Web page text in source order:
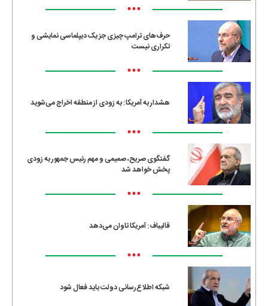
•••
حرف‌های ترامپ چیزی جز یک دیپلماسی نمایشی و
تکراری نیست
•••
هشدار به آمریکا: به زودی از منطقه اخراج می‌شوید
•••
گفتگوی صریح، صمیمی و مهم رئیس جمهور به زودی
پخش خواهد شد
•••
قالیباف: آمریکا تاوان می‌دهد
•••
شبکه اطلاع‌رسانی دولت باید فعال شود